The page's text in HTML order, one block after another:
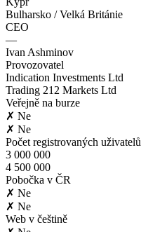
Bulharsko / Velká Británie
CEO
—
Ivan Ashminov
Provozovatel
Indication Investments Ltd
Trading 212 Markets Ltd
Veřejně na burze
✗ Ne
✗ Ne
Počet registrovaných uživatelů
3 000 000
4 500 000
Pobočka v ČR
✗ Ne
✗ Ne
Web v češtině